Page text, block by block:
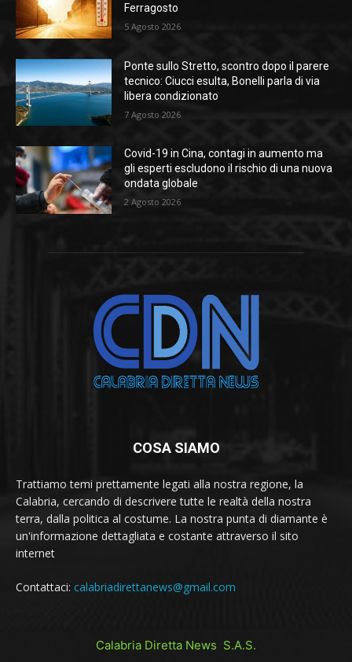
Ferragosto
5 Agosto 2026
Ponte sullo Stretto, scontro dopo il parere
tecnico: Ciucci esulta, Bonelli parla di via
libera condizionato
7 Agosto 2026
Covid-19 in Cina, contagi in aumento ma
gli esperti escludono il rischio di una nuova
ondata globale
2 Agosto 2026
COSA SIAMO
Trattiamo temi prettamente legati alla nostra regione, la
Calabria, cercando di descrivere tutte le realtà della nostra
terra, dalla politica al costume. La nostra punta di diamante è
un'informazione dettagliata e costante attraverso il sito
internet
Contattaci: calabriadirettanews@gmail.com
Calabria Diretta News S.A.S.